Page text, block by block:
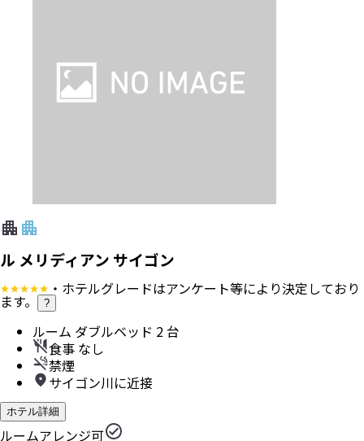
ル メリディアン サイゴン
・ホテルグレードはアンケート等により決定しており
ます。 ?
ルーム ダブルベッド 2 台
食事 なし
禁煙
サイゴン川に近接
ホテル詳細
ルームアレンジ可